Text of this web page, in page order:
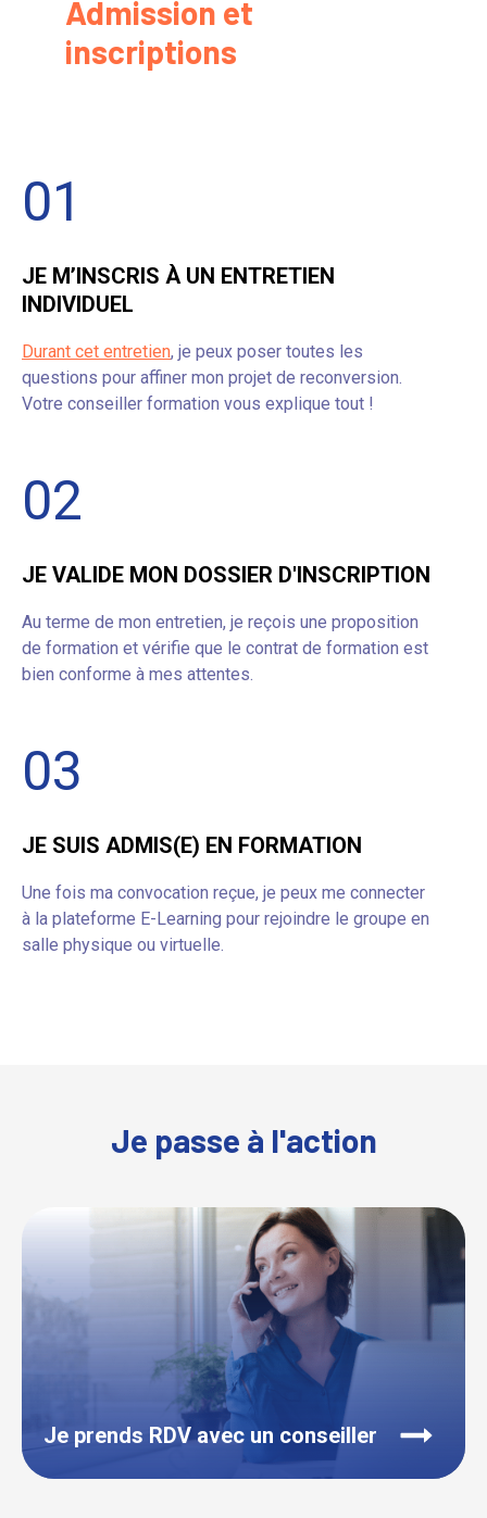
Admission et
inscriptions
01
JE M’INSCRIS À UN ENTRETIEN
INDIVIDUEL
Durant cet entretien, je peux poser toutes les
questions pour affiner mon projet de reconversion.
Votre conseiller formation vous explique tout !
02
JE VALIDE MON DOSSIER D'INSCRIPTION
Au terme de mon entretien, je reçois une proposition
de formation et vérifie que le contrat de formation est
bien conforme à mes attentes.
03
JE SUIS ADMIS(E) EN FORMATION
Une fois ma convocation reçue, je peux me connecter
à la plateforme E-Learning pour rejoindre le groupe en
salle physique ou virtuelle.
Je passe à l'action
Je prends RDV avec un conseiller